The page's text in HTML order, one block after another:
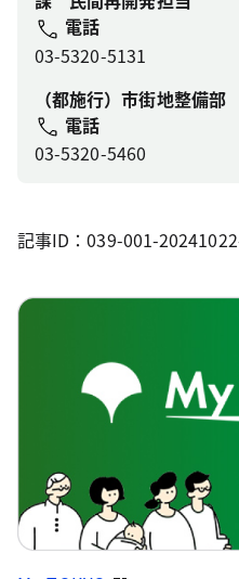
電話
03-5320-5131
（都施行）市街地整備
電話
03-5320-5460
記事ID：039-001-